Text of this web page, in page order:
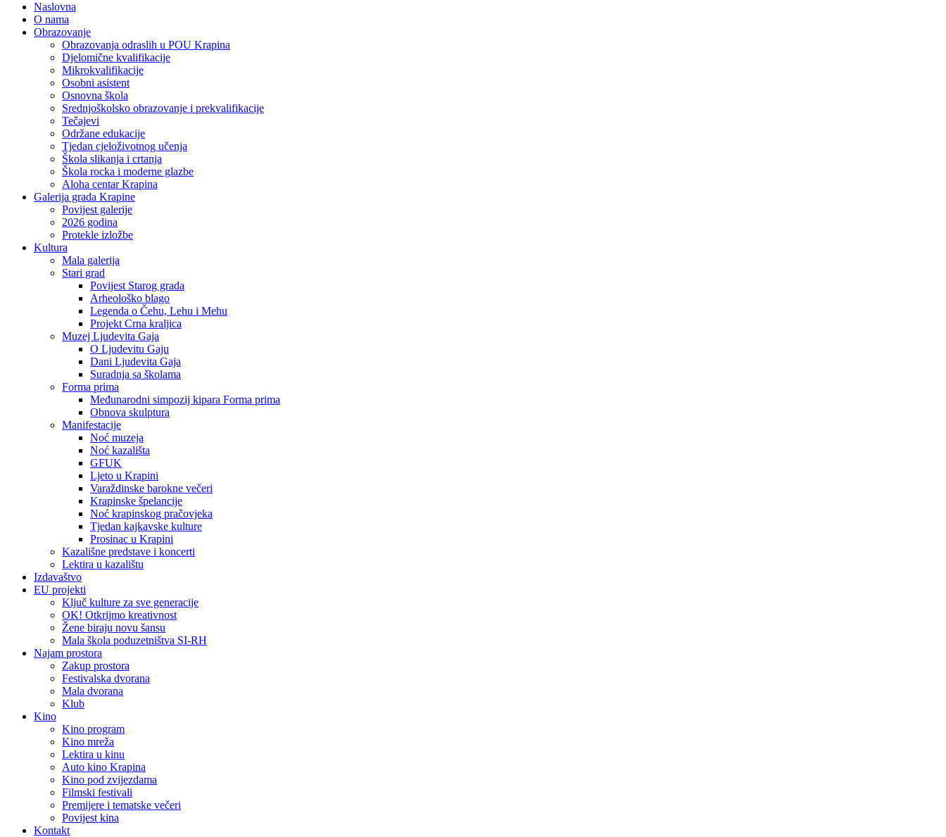
Naslovna
O nama
Obrazovanje
Obrazovanja odraslih u POU Krapina
Djelomične kvalifikacije
Mikrokvalifikacije
Osobni asistent
Osnovna škola
Srednjoškolsko obrazovanje i prekvalifikacije
Tečajevi
Održane edukacije
Tjedan cjeloživotnog učenja
Škola slikanja i crtanja
Škola rocka i moderne glazbe
Aloha centar Krapina
Galerija grada Krapine
Povijest galerije
2026 godina
Protekle izložbe
Kultura
Mala galerija
Stari grad
Povijest Starog grada
Arheološko blago
Legenda o Čehu, Lehu i Mehu
Projekt Crna kraljica
Muzej Ljudevita Gaja
O Ljudevitu Gaju
Dani Ljudevita Gaja
Suradnja sa školama
Forma prima
Međunarodni simpozij kipara Forma prima
Obnova skulptura
Manifestacije
Noć muzeja
Noć kazališta
GFUK
Ljeto u Krapini
Varaždinske barokne večeri
Krapinske špelancije
Noć krapinskog pračovjeka
Tjedan kajkavske kulture
Prosinac u Krapini
Kazališne predstave i koncerti
Lektira u kazalištu
Izdavaštvo
EU projekti
Ključ kulture za sve generacije
OK! Otkrijmo kreativnost
Žene biraju novu šansu
Mala škola poduzetništva SI-RH
Najam prostora
Zakup prostora
Festivalska dvorana
Mala dvorana
Klub
Kino
Kino program
Kino mreža
Lektira u kinu
Auto kino Krapina
Kino pod zvijezdama
Filmski festivali
Premijere i tematske večeri
Povijest kina
Kontakt